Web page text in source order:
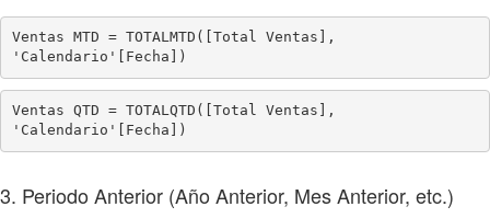
Ventas MTD = TOTALMTD([Total Ventas],
'Calendario'[Fecha])
Ventas QTD = TOTALQTD([Total Ventas],
'Calendario'[Fecha])
3. Periodo Anterior (Año Anterior, Mes Anterior, etc.)